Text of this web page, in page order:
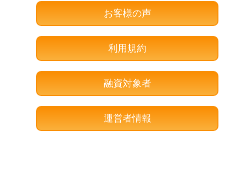
お客様の声
利用規約
融資対象者
運営者情報